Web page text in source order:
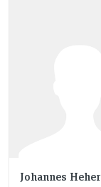
Johannes Heher